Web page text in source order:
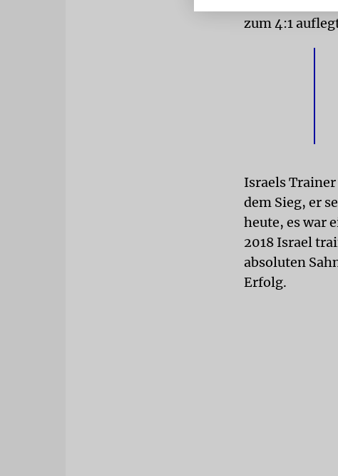
zum 4:1
Israels
dem Sieg, er
heute, es war
2018 Israel
absoluten
Erfolg.